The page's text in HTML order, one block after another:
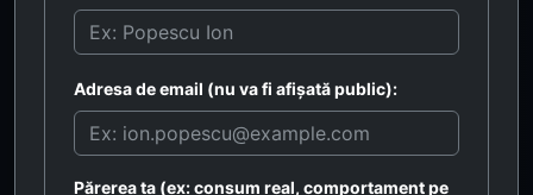
Adresa de email (nu va fi afișată public):
Părerea ta (ex: consum real, comportament pe